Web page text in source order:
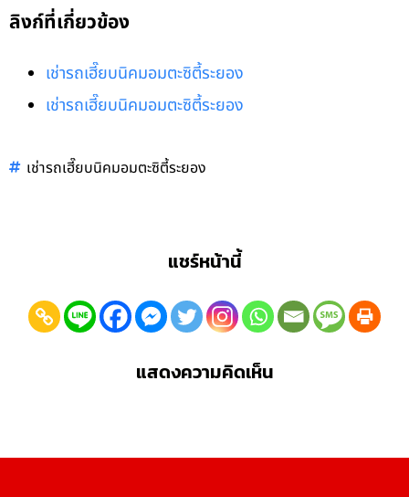
ลิงก์ที่เกี่ยวข้อง
เช่ารถเฮี๊ยบนิคมอมตะซิตี้ระยอง
เช่ารถเฮี๊ยบนิคมอมตะซิตี้ระยอง
เช่ารถเฮี๊ยบนิคมอมตะซิตี้ระยอง
แชร์หน้านี้
แสดงความคิดเห็น